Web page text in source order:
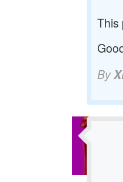
This
By